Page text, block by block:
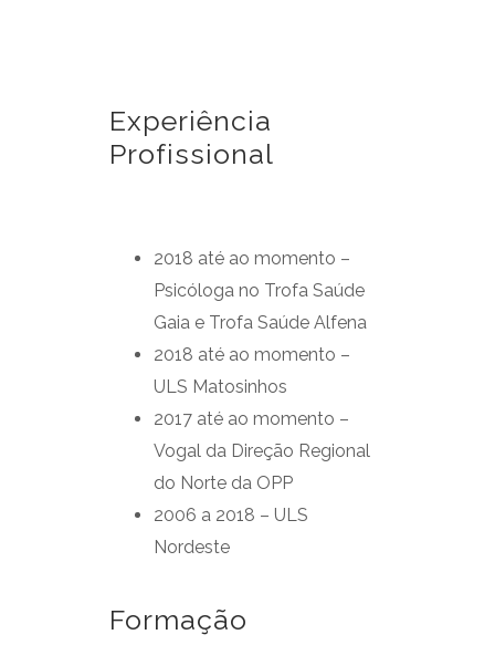
Experiência
Profissional
2018 até ao momento –
Psicóloga no Trofa Saúde
Gaia e Trofa Saúde Alfena
2018 até ao momento –
ULS Matosinhos
2017 até ao momento –
Vogal da Direção Regional
do Norte da OPP
2006 a 2018 – ULS
Nordeste
Formação